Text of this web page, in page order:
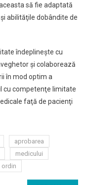
să fie adaptată
abilităţile dobândite de
îndeplineşte cu
şi colaborează
în mod optim a
cu competenţe limitate
faţă de pacienţi
aprobarea
medicului
ordin